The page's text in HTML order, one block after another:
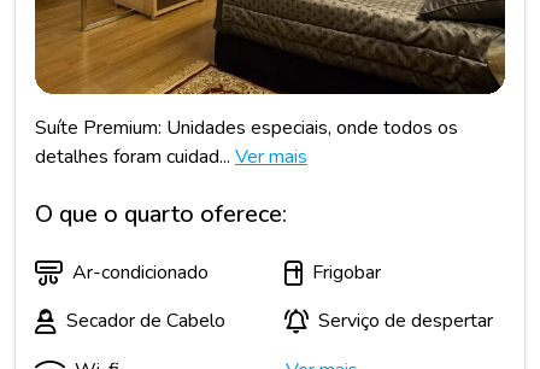
Suíte Premium: Unidades especiais, onde todos os
detalhes foram cuidad... Ver mais
O que o quarto oferece:
Ar-condicionado
Frigobar
Secador de Cabelo
Serviço de despertar